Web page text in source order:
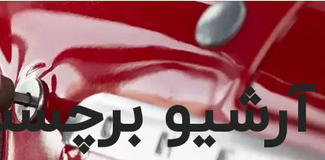
آرشیو